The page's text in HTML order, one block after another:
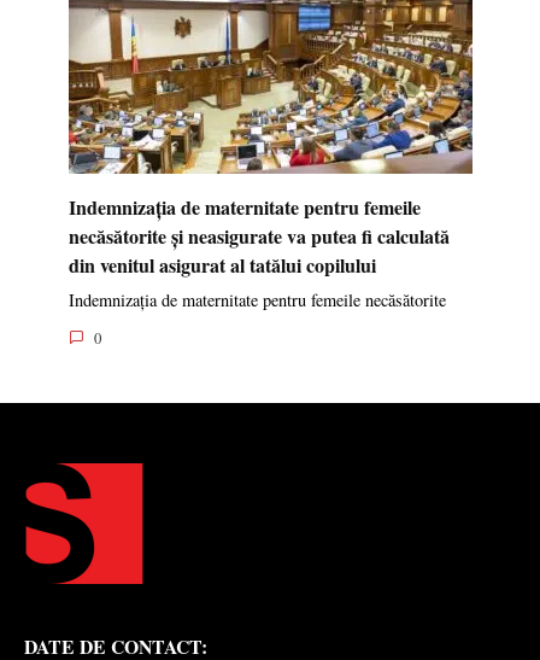
Indemnizația de maternitate pentru femeile
necăsătorite și neasigurate va putea fi calculată
din venitul asigurat al tatălui copilului
Indemnizația de maternitate pentru femeile necăsătorite
0
DATE DE CONTACT: